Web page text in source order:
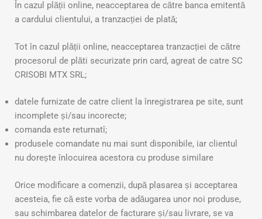
În cazul plății online, neacceptarea de către banca emitentă
a cardului clientului, a tranzacției de plată;
Tot în cazul plății online, neacceptarea tranzacției de către
procesorul de plăti securizate prin card, agreat de catre SC
CRISOBI MTX SRL;
datele furnizate de catre client la înregistrarea pe site, sunt
incomplete și/sau incorecte;
comanda este returnatî;
produsele comandate nu mai sunt disponibile, iar clientul
nu dorește înlocuirea acestora cu produse similare
Orice modificare a comenzii, după plasarea și acceptarea
acesteia, fie că este vorba de adăugarea unor noi produse,
sau schimbarea datelor de facturare și/sau livrare, se va